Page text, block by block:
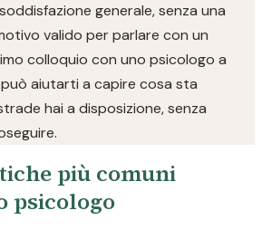
generale, senza una
valido per parlare con un
colloquio con uno psicologo a
aiutarti a capire cosa sta
hai a disposizione, senza
più comuni
psicologo